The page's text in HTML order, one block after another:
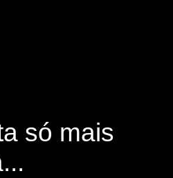
só mais